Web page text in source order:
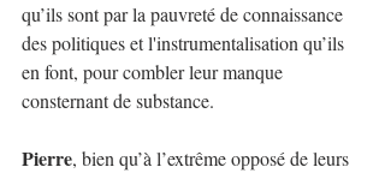
qu’ils sont par la pauvreté de connaissance
des politiques et l'instrumentalisation qu’ils
en font, pour combler leur manque
consternant de substance.
Pierre, bien qu’à l’extrême opposé de leurs